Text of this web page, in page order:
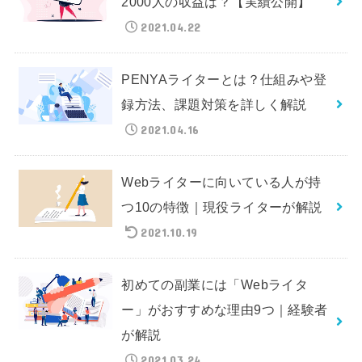
2021.04.22
PENYAライターとは？仕組みや登
録方法、課題対策を詳しく解説
2021.04.16
Webライターに向いている人が持
つ10の特徴｜現役ライターが解説
2021.10.19
初めての副業には「Webライタ
ー」がおすすめな理由9つ｜経験者
が解説